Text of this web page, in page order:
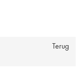
Terug